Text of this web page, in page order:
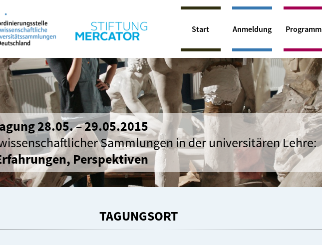
Start Anmeldung Programm
28.05. – 29.05.2015
Sammlungen in der universitären Lehre:
Perspektiven
TAGUNGSORT